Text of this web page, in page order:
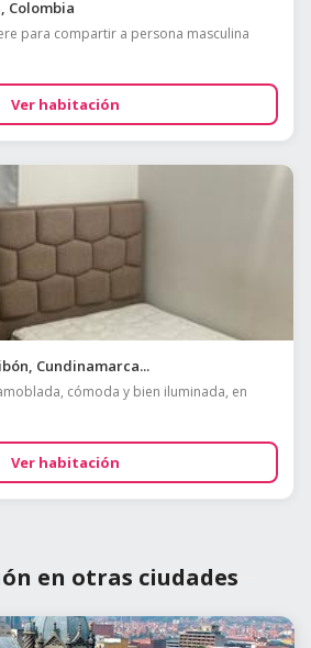
Colombia
para compartir a persona masculina
Ver habitación
Cundinamarca...
cómoda y bien iluminada, en
Ver habitación
en otras ciudades